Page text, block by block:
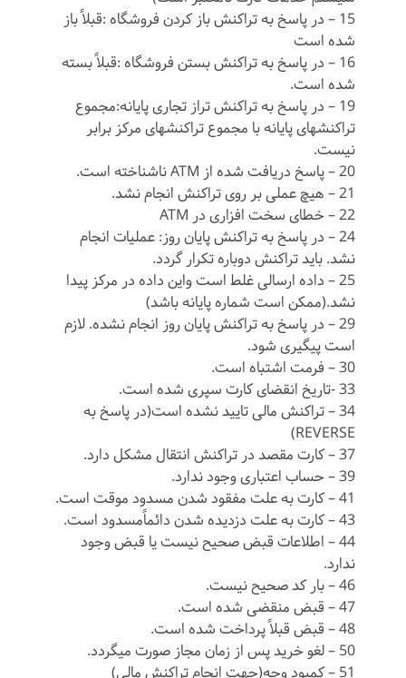
15 – در پاسخ به تراکنش باز کردن فروشگاه :قبلاً باز
شده است
16 – در پاسخ به تراکنش بستن فروشگاه :قبلاً بسته
شده است.
19 – در پاسخ به تراکنش تراز تجاری پایانه:مجموع
تراکنشهای پایانه با مجموع تراکنشهای مرکز برابر
نیست.
20 – پاسخ دریافت شده از ATM ناشناخته است.
21 – هیچ عملی بر روی تراکنش انجام نشد.
22 – خطای سخت افزاری در ATM
24 – در پاسخ به تراکنش پایان روز: عملیات انجام
نشد. باید تراکنش دوباره تکرار گردد.
25 – داده ارسالی غلط است واین داده در مرکز پیدا
نشد.(ممکن است شماره پایانه باشد)
29 – در پاسخ به تراکنش پایان روز انجام نشده. لازم
است پیگیری شود.
30 – فرمت اشتباه است.
33 -تاریخ انقضای کارت سپری شده است.
34 – تراکنش مالی تایید نشده است(در پاسخ به
REVERSE)
37 – کارت مقصد در تراکنش انتقال مشکل دارد.
39 – حساب اعتباری وجود ندارد.
41 – کارت به علت مفقود شدن مسدود موقت است.
43 – کارت به علت دزدیده شدن دائماًمسدود است.
44 – اطلاعات قبض صحیح نیست یا قبض وجود
ندارد.
46 – بار کد صحیح نیست.
47 – قبض منقضی شده است.
48 – قبض قبلاً پرداخت شده است.
50 – لغو خرید پس از زمان مجاز صورت میگردد.